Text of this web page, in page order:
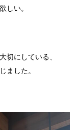
しい。
切にしている、
ました。